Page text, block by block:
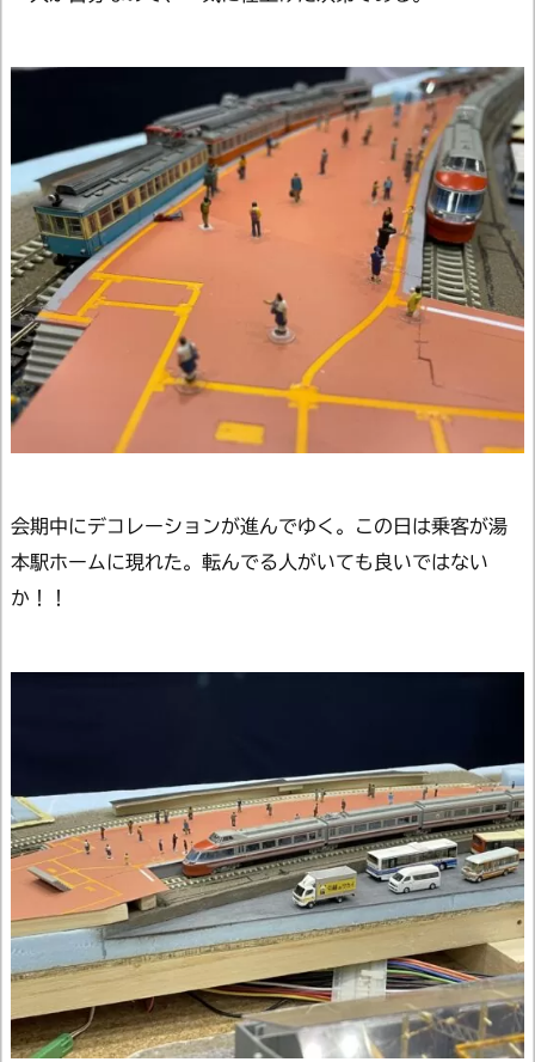
会期中にデコレーションが進んでゆく。この日は乗客が湯
本駅ホームに現れた。転んでる人がいても良いではない
か！！